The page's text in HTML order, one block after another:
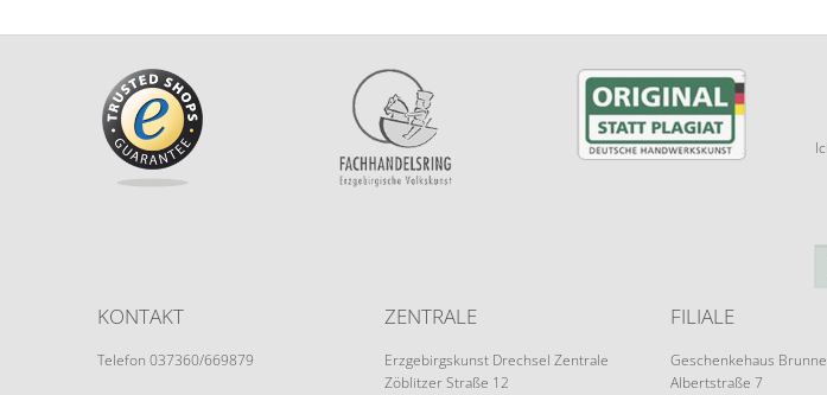
KONTAKT
Telefon 037360/669879
ZENTRALE
Erzgebirgskunst Drechsel Zentrale
Zöblitzer Straße 12
FILIALE
Geschenkehaus
Albertstraße 7